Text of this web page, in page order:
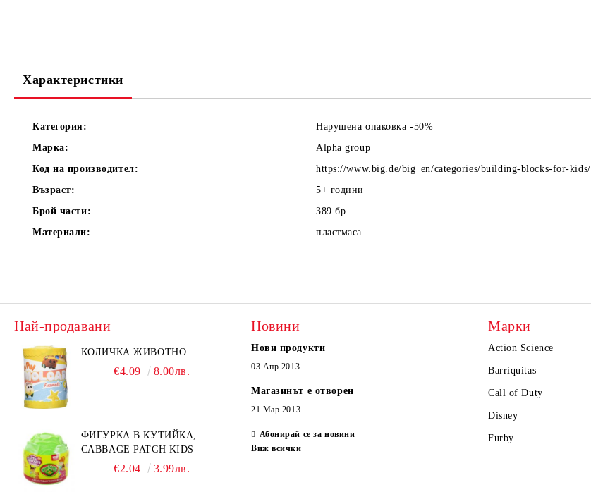
Характеристики
Категория:
Нарушена опаковка -50%
Марка:
Alpha group
Код на производител:
https://www.big.de/big_en/categories/building-blocks-for-kids/
Възраст:
5+ години
Брой части:
389бр.
Материали:
пластмаса
Най-продавани
КОЛИЧКА ЖИВОТНО
€4.09 8.00лв.
ФИГУРКА В КУТИЙКА,
CABBAGE PATCH KIDS
€2.04 3.99лв.
Новини
Нови продукти
03 Апр 2013
Магазинът е отворен
21 Мар 2013
Абонирай се за новини
Виж всички
Марки
Action Science
Barriquitas
Call of Duty
Disney
Furby